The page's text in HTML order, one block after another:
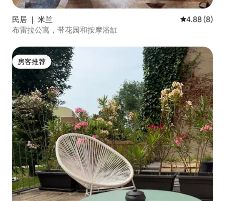
民居 ｜ 米兰 平均评分
4.88 (8)
布雷拉公寓，带花园和按摩浴缸
房客推荐
房客推荐